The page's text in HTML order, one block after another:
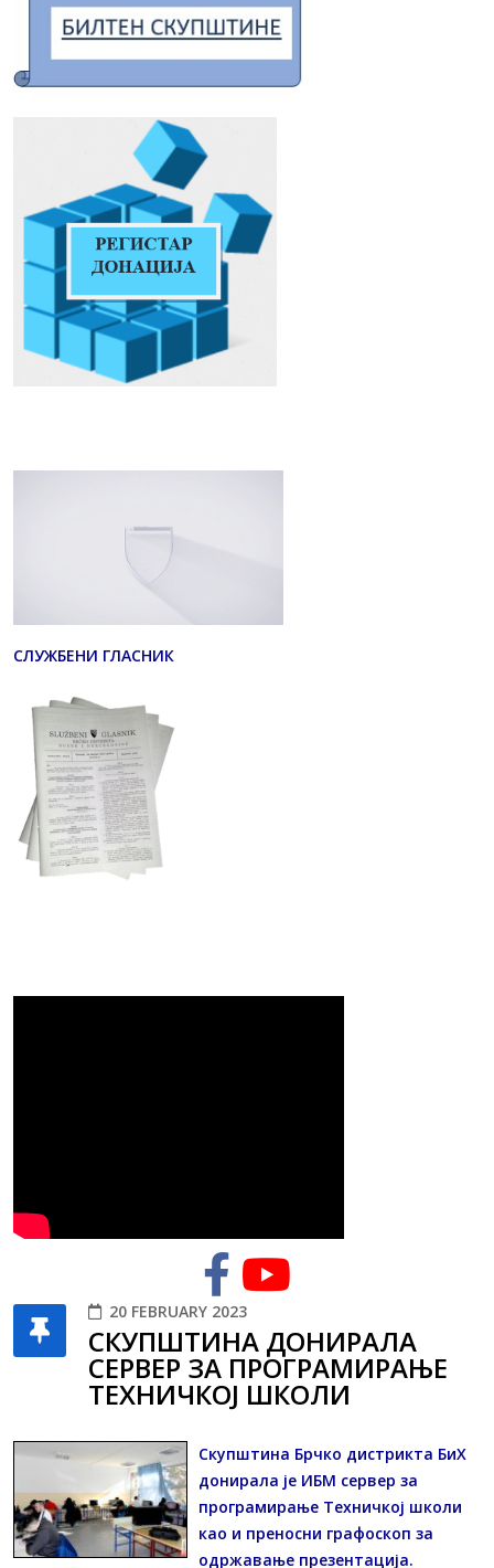
СЛУЖБЕНИ ГЛАСНИК
20 FEBRUARY 2023
СКУПШТИНА ДОНИРАЛА
СЕРВЕР ЗА ПРОГРАМИРАЊЕ
ТЕХНИЧКОЈ ШКОЛИ
Скупштина Брчко дистрикта БиХ
донирала је ИБМ сервер за
програмирање Техничкој школи
као и преносни графоскоп за
одржавање презентација.